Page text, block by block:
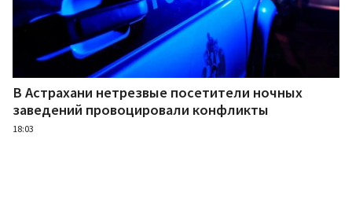
В Астрахани нетрезвые посетители ночных
заведений провоцировали конфликты
18:03